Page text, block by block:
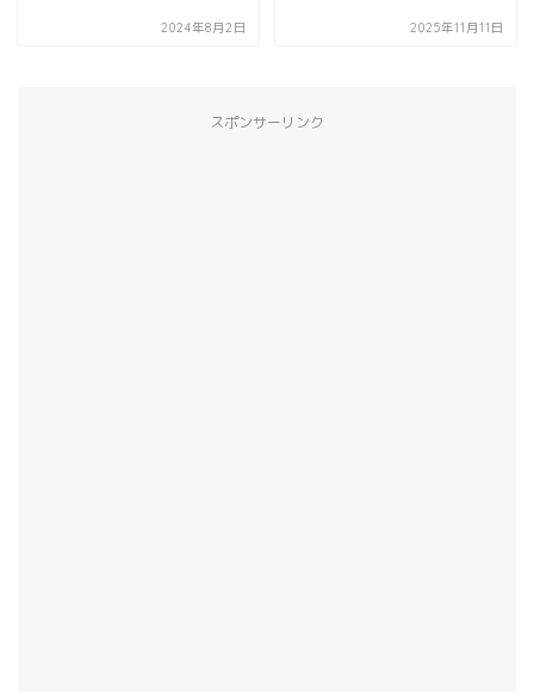
2024年8月2日 2025年11月11日
スポンサーリンク